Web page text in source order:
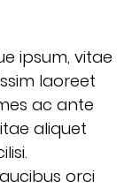
ipsum, vitae
laoreet
ac ante
aliquet
orci